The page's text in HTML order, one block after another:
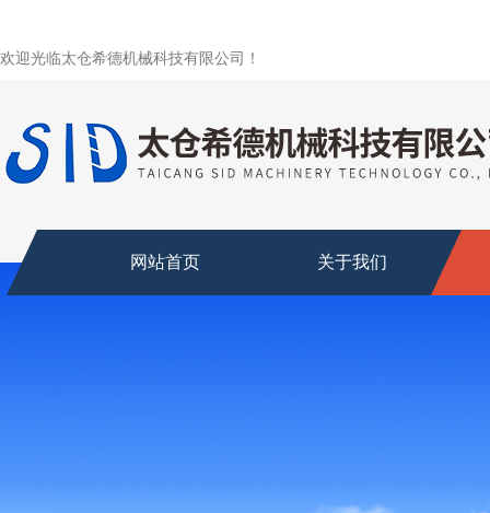
欢迎光临太仓希德机械科技有限公司！
网站首页 关于我们